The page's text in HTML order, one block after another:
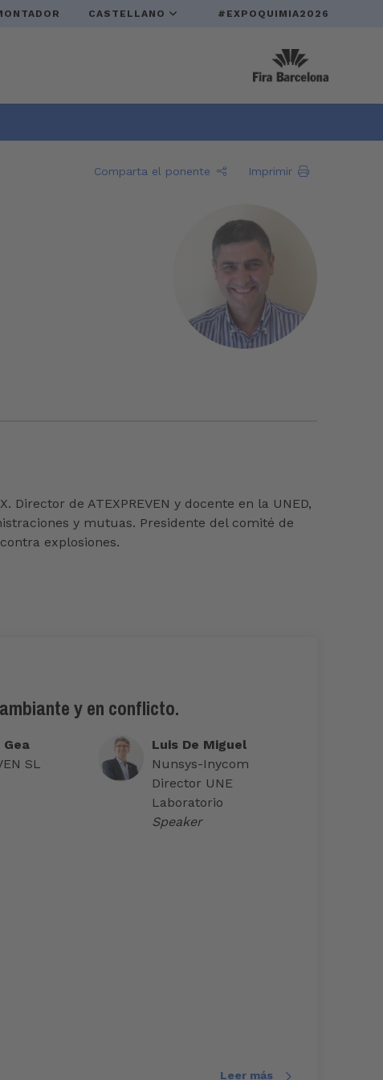
CASTELLANO #EXPOQUIMIA2026
Comparta el ponente Imprimir
Director de ATEXPREVEN y docente en la UNED,
y mutuas. Presidente del comité de
explosiones.
y en conflicto.
SL
Luis De Miguel
Nunsys-Inycom
Director UNE
Laboratorio
Speaker
Leer más